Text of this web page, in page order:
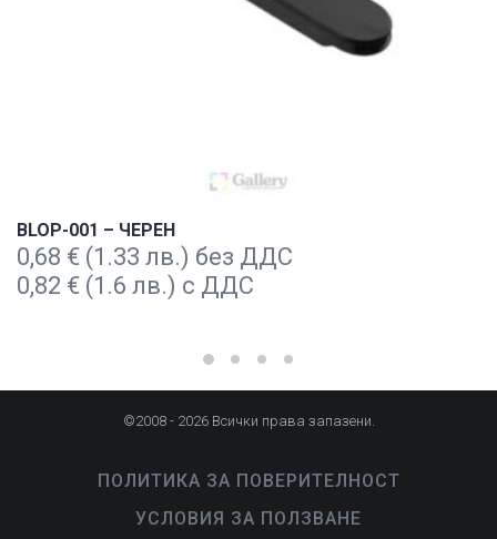
BLOP-001 – ЧЕРЕН
0,68 € (1.33 лв.) без ДДС
0,82 € (1.6 лв.) с ДДС
©2008 - 2026 Всички права запазени.
ПОЛИТИКА ЗА ПОВЕРИТЕЛНОСТ
УСЛОВИЯ ЗА ПОЛЗВАНЕ